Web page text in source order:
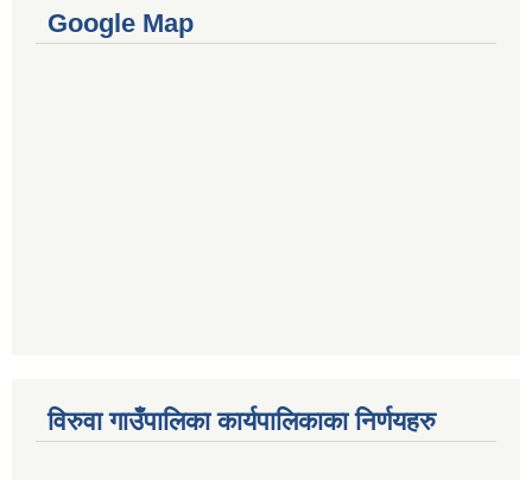
Google Map
विरुवा गाउँपालिका कार्यपालिकाका निर्णयहरु